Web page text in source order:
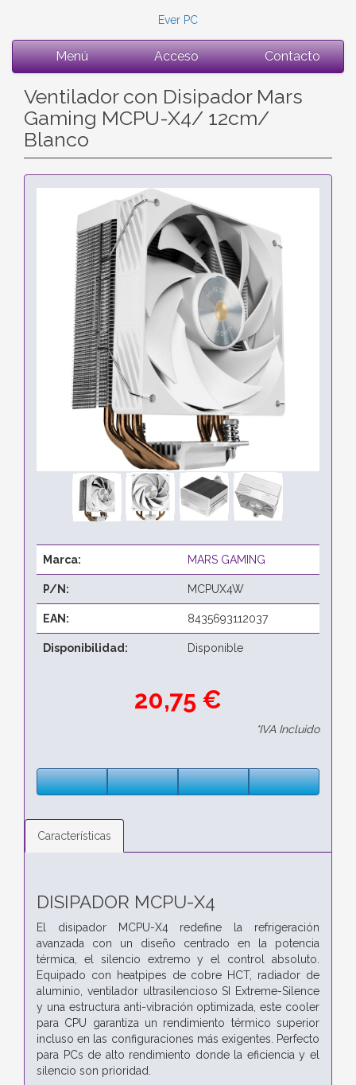
Ever PC
Menú Acceso Contacto
Ventilador con Disipador Mars
Gaming MCPU-X4/ 12cm/
Blanco
Marca: MARS GAMING
P/N: MCPUX4W
EAN: 8435693112037
Disponibilidad: Disponible
20,75 €
*IVA Incluido
Características
DISIPADOR MCPU-X4
El disipador MCPU-X4 redefine la refrigeración
avanzada con un diseño centrado en la potencia
térmica, el silencio extremo y el control absoluto.
Equipado con heatpipes de cobre HCT, radiador de
aluminio, ventilador ultrasilencioso SI Extreme-Silence
y una estructura anti-vibración optimizada, este cooler
para CPU garantiza un rendimiento térmico superior
incluso en las configuraciones más exigentes. Perfecto
para PCs de alto rendimiento donde la eficiencia y el
silencio son prioridad.